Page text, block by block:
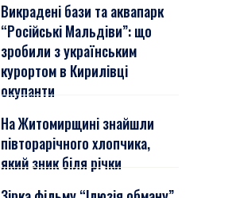
Викрадені бази та аквапарк
“Російські Мальдіви”: що
зробили з українським
курортом в Кирилівці
окупанти
На Житомирщині знайшли
півторарічного хлопчика,
який зник біля річки